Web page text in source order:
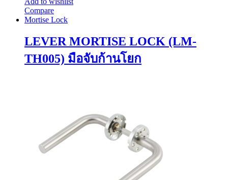
Compare
Mortise Lock
LEVER MORTISE LOCK (LM-
TH005) มือจับก้านโยก